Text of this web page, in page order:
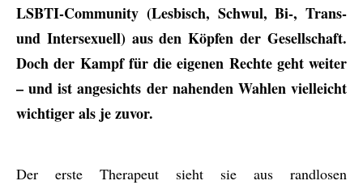
LSBTI-Community (Lesbisch, Schwul, Bi-, Trans-
und Intersexuell) aus den Köpfen der Gesellschaft.
Doch der Kampf für die eigenen Rechte geht weiter
– und ist angesichts der nahenden Wahlen vielleicht
wichtiger als je zuvor.
Der erste Therapeut sieht sie aus randlosen